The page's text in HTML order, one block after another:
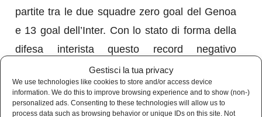
Gestisci la tua privacy
We use technologies like cookies to store and/or access device
information. We do this to improve browsing experience and to show (non-)
personalized ads. Consenting to these technologies will allow us to
process data such as browsing behavior or unique IDs on this site. Not
partite tra le due squadre zero goal del Genoa
e 13 goal dell’Inter. Con lo stato di forma della
difesa interista questo record negativo
dovrebbe essere interrotto. Vedremo.
Pronostico: over 2.5